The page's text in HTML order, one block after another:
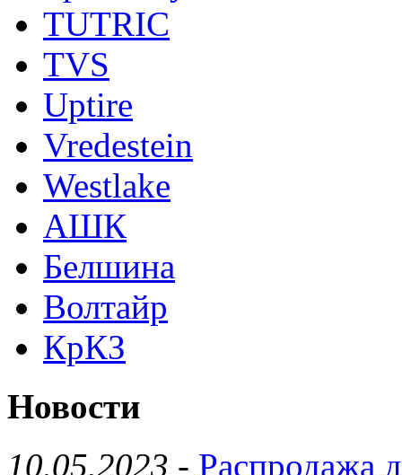
TUTRIC
TVS
Uptire
Vredestein
Westlake
АШК
Белшина
Волтайр
КрКЗ
Новости
10.05.2023 - Распродажа